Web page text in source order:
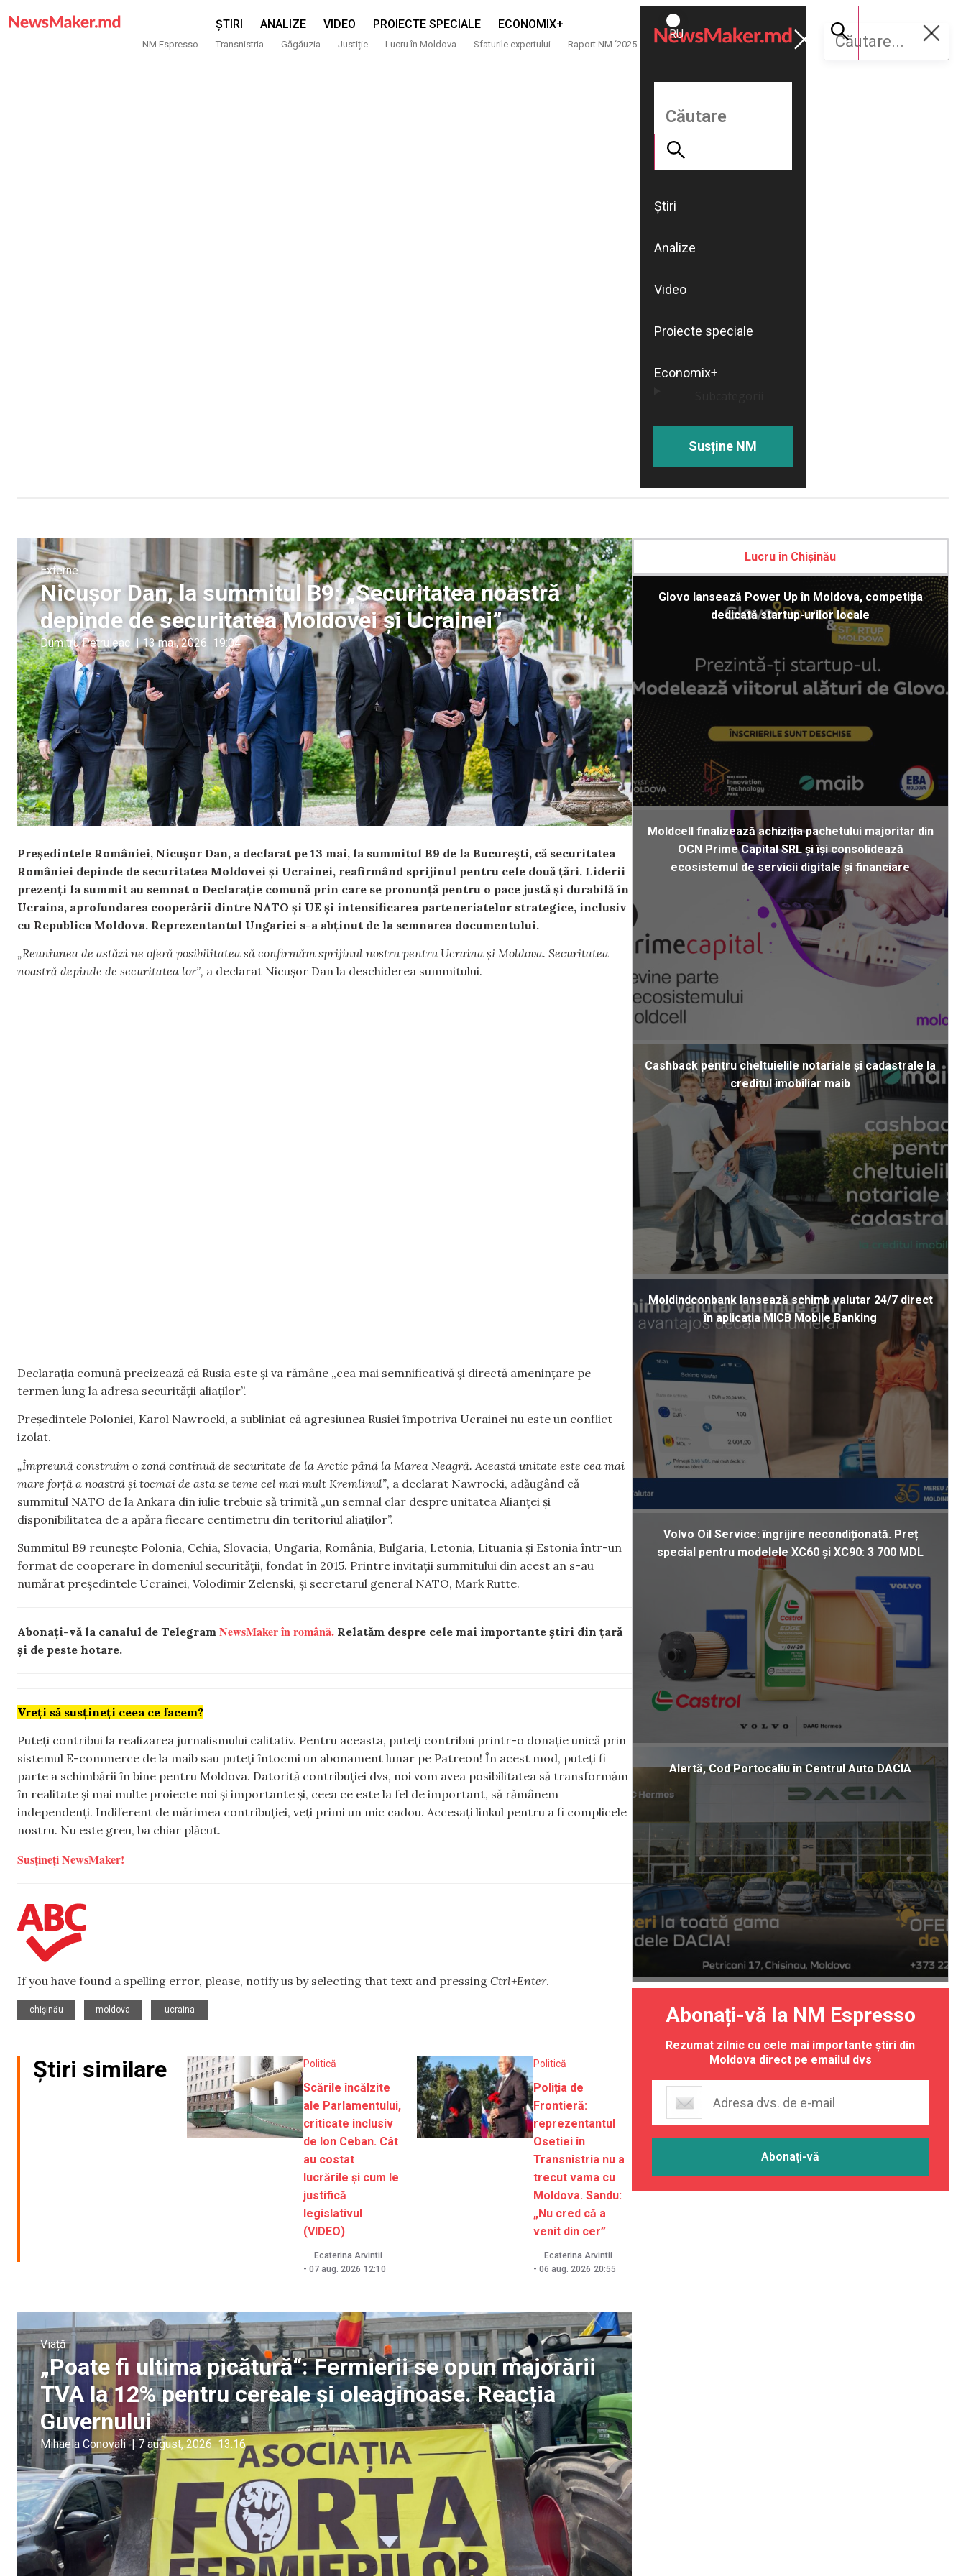
ȘTIRI ANALIZE VIDEO PROIECTE SPECIALE ECONOMIX+
NM Espresso Transnistria Găgăuzia Justiție Lucru în Moldova Sfaturile expertului Raport NM ‘2025
ROMÂNĂ
RU
Susține
NM
Știri
Analize
Video
Proiecte speciale
Economix+
Susține NM
Externe
Nicușor Dan, la summitul B9: „Securitatea noastră
depinde de securitatea Moldovei și Ucrainei”
Dumitru Petruleac | 13 mai, 2026 19:04
Președintele României, Nicușor Dan, a declarat pe 13 mai, la summitul B9 de la București, că securitatea
României depinde de securitatea Moldovei și Ucrainei, reafirmând sprijinul pentru cele două țări. Liderii
prezenți la summit au semnat o Declarație comună prin care se pronunță pentru o pace justă și durabilă în
Ucraina, aprofundarea cooperării dintre NATO și UE și intensificarea parteneriatelor strategice, inclusiv
cu Republica Moldova. Reprezentantul Ungariei s-a abținut de la semnarea documentului.
„Reuniunea de astăzi ne oferă posibilitatea să confirmăm sprijinul nostru pentru Ucraina și Moldova. Securitatea
noastră depinde de securitatea lor”, a declarat Nicușor Dan la deschiderea summitului.
Declarația comună precizează că Rusia este și va rămâne „cea mai semnificativă și directă amenințare pe
termen lung la adresa securității aliaților”.
Președintele Poloniei, Karol Nawrocki, a subliniat că agresiunea Rusiei împotriva Ucrainei nu este un conflict
izolat.
„Împreună construim o zonă continuă de securitate de la Arctic până la Marea Neagră. Această unitate este cea mai
mare forță a noastră și tocmai de asta se teme cel mai mult Kremlinul”, a declarat Nawrocki, adăugând că
summitul NATO de la Ankara din iulie trebuie să trimită „un semnal clar despre unitatea Alianței și
disponibilitatea de a apăra fiecare centimetru din teritoriul aliaților”.
Summitul B9 reunește Polonia, Cehia, Slovacia, Ungaria, România, Bulgaria, Letonia, Lituania și Estonia într-un
format de cooperare în domeniul securității, fondat în 2015. Printre invitații summitului din acest an s-au
numărat președintele Ucrainei, Volodimir Zelenski, și secretarul general NATO, Mark Rutte.
Abonați-vă la canalul de Telegram NewsMaker în română. Relatăm despre cele mai importante știri din țară
și de peste hotare.
Vreți să susțineți ceea ce facem?
Puteți contribui la realizarea jurnalismului calitativ. Pentru aceasta, puteți contribui printr-o donație unică prin
sistemul E-commerce de la maib sau puteți întocmi un abonament lunar pe Patreon! În acest mod, puteți fi
parte a schimbării în bine pentru Moldova. Datorită contribuției dvs, noi vom avea posibilitatea să transformăm
în realitate și mai multe proiecte noi și importante și, ceea ce este la fel de important, să rămânem
independenți. Indiferent de mărimea contribuției, veți primi un mic cadou. Accesați linkul pentru a fi complicele
nostru. Nu este greu, ba chiar plăcut.
Susțineți NewsMaker!
If you have found a spelling error, please, notify us by selecting that text and pressing Ctrl+Enter.
chișinău
moldova
ucraina
Știri similare Politică
Scările încălzite
ale Parlamentului,
criticate inclusiv
de Ion Ceban. Cât
au costat
lucrările și cum le
justifică
legislativul
(VIDEO)
Ecaterina Arvintii
- 07 aug. 2026 12:10
Politică
Poliția de
Frontieră:
reprezentantul
Osetiei în
Transnistria nu a
trecut vama cu
Moldova. Sandu:
„Nu cred că a
venit din cer”
Ecaterina Arvintii
- 06 aug. 2026 20:55
Viață
„Poate fi ultima picătură“: Fermierii se opun majorării
TVA la 12% pentru cereale și oleaginoase. Reacția
Guvernului
Mihaela Conovali | 7 august, 2026 13:16
Lucru în Chișinău
Glovo lansează Power Up în Moldova, competiția
dedicată startup-urilor locale
Moldcell finalizează achiziția pachetului majoritar din
OCN Prime Capital SRL și își consolidează
ecosistemul de servicii digitale și financiare
Cashback pentru cheltuielile notariale și cadastrale la
creditul imobiliar maib
Moldindconbank lansează schimb valutar 24/7 direct
în aplicația MICB Mobile Banking
Volvo Oil Service: îngrijire necondiționată. Preț
special pentru modelele XC60 și XC90: 3 700 MDL
Alertă, Cod Portocaliu în Centrul Auto DACIA
Abonați-vă la NM Espresso
Rezumat zilnic cu cele mai importante știri din
Moldova direct pe emailul dvs